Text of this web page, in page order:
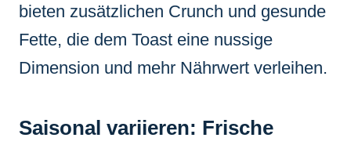
bieten zusätzlichen Crunch und gesunde
Fette, die dem Toast eine nussige
Dimension und mehr Nährwert verleihen.
Saisonal variieren: Frische